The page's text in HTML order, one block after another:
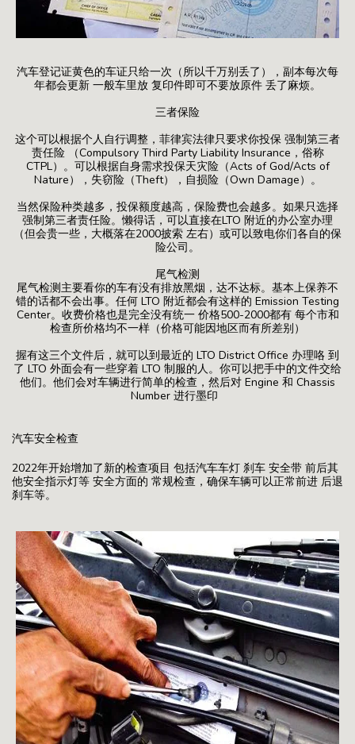
汽车登记证黄色的车证只给一次（所以千万别丢了），副本每次每
年都会更新 一般车里放 复印件即可不要放原件 丢了麻烦。
三者保险
这个可以根据个人自行调整，菲律宾法律只要求你投保 强制第三者
责任险 （Compulsory Third Party Liability Insurance，俗称
CTPL）。可以根据自身需求投保天灾险（Acts of God/Acts of
Nature），失窃险（Theft），自损险（Own Damage）。
当然保险种类越多，投保额度越高，保险费也会越多。如果只选择
强制第三者责任险。懒得话，可以直接在LTO 附近的办公室办理
（但会贵一些，大概落在2000披索 左右）或可以致电你们各自的保
险公司。
尾气检测
尾气检测主要看你的车有没有排放黑烟，达不达标。基本上保养不
错的话都不会出事。任何 LTO 附近都会有这样的 Emission Testing
Center。收费价格也是完全没有统一 价格500-2000都有 每个市和
检查所价格均不一样（价格可能因地区而有所差别）
握有这三个文件后，就可以到最近的 LTO District Office 办理咯 到
了 LTO 外面会有一些穿着 LTO 制服的人。你可以把手中的文件交给
他们。他们会对车辆进行简单的检查，然后对 Engine 和 Chassis
Number 进行墨印
汽车安全检查
2022年开始增加了新的检查项目 包括汽车车灯 刹车 安全带 前后其
他安全指示灯等 安全方面的 常规检查，确保车辆可以正常前进 后退
刹车等。